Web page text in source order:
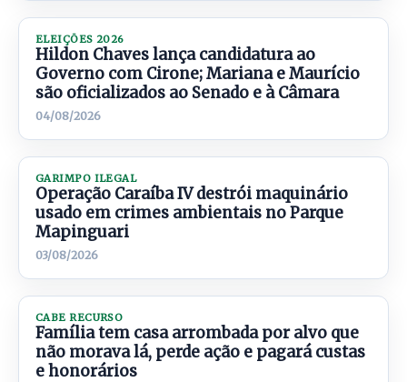
ELEIÇÕES 2026
Hildon Chaves lança candidatura ao
Governo com Cirone; Mariana e Maurício
são oficializados ao Senado e à Câmara
04/08/2026
GARIMPO ILEGAL
Operação Caraíba IV destrói maquinário
usado em crimes ambientais no Parque
Mapinguari
03/08/2026
CABE RECURSO
Família tem casa arrombada por alvo que
não morava lá, perde ação e pagará custas
e honorários